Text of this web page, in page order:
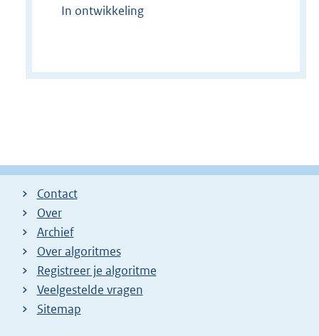
In ontwikkeling
Contact
Over
Archief
Over algoritmes
Registreer je algoritme
Veelgestelde vragen
Sitemap